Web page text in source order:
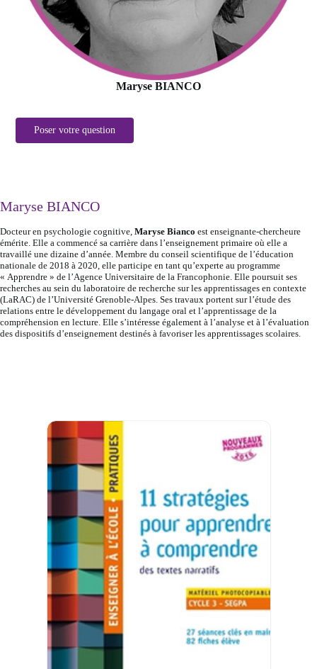
Maryse BIANCO
Poser votre question
Maryse BIANCO
Docteur en psychologie cognitive, Maryse Bianco est enseignante-chercheure
émérite. Elle a commencé sa carrière dans l’enseignement primaire où elle a
travaillé une dizaine d’année. Membre du conseil scientifique de l’éducation
nationale de 2018 à 2020, elle participe en tant qu’experte au programme
« Apprendre » de l’Agence Universitaire de la Francophonie. Elle poursuit ses
recherches au sein du laboratoire de recherche sur les apprentissages en contexte
(LaRAC) de l’Université Grenoble-Alpes. Ses travaux portent sur l’étude des
relations entre le développement du langage oral et l’apprentissage de la
compréhension en lecture. Elle s’intéresse également à l’analyse et à l’évaluation
des dispositifs d’enseignement destinés à favoriser les apprentissages scolaires.